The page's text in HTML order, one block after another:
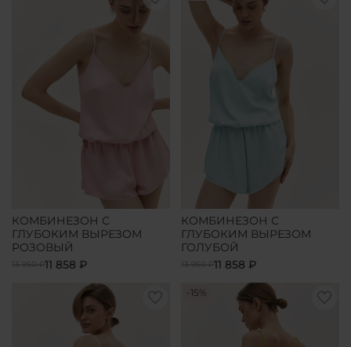
КОМБИНЕЗОН С
ГЛУБОКИМ ВЫРЕЗОМ
РОЗОВЫЙ
13 950 ₽11 858 ₽
КОМБИНЕЗОН С
ГЛУБОКИМ ВЫРЕЗОМ
ГОЛУБОЙ
13 950 ₽11 858 ₽
-15%